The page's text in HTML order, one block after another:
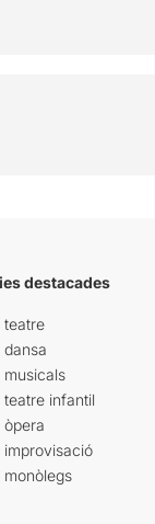
destacades
teatre
dansa
musicals
teatre infantil
òpera
improvisació
monòlegs